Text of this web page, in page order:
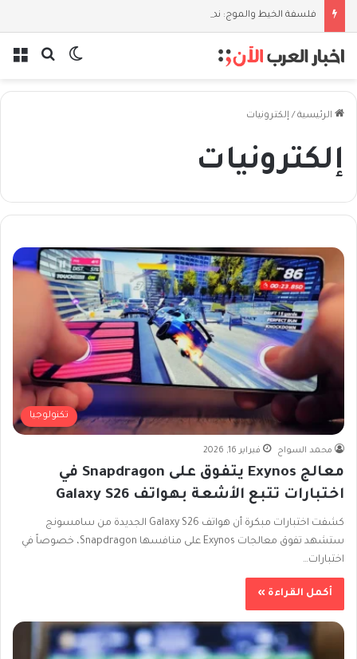
فلسفة الخيط والموج: نصف قرن في مدرسة البحر مع غسان المزيدي
بحثالوضع
الرئيسية / إلكترونيات
إلكترونيات
تكنولوجيا
محمد السواح فبراير 16, 2026
معالج Exynos يتفوق على Snapdragon في
اختبارات تتبع الأشعة بهواتف Galaxy S26
كشفت اختبارات مبكرة أن هواتف Galaxy S26 الجديدة من سامسونج
ستشهد تفوق معالجات Exynos على منافسها Snapdragon، خصوصاً في
اختبارات…
أكمل القراءة »